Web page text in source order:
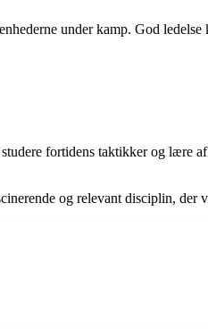
under kamp. God
fortidens taktikker og lære
og relevant disciplin,